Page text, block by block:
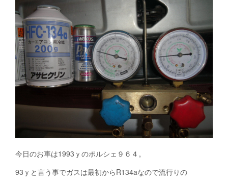
今日のお車は1993ｙのポルシェ９６４。
93ｙと言う事でガスは最初からR134aなので流行りの